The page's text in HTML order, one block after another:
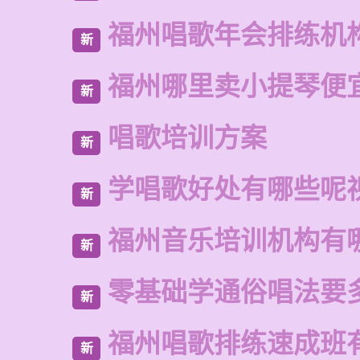
新 福州唱歌年会排练机
新 福州哪里卖小提琴便
新 唱歌培训方案
新 学唱歌好处有哪些呢
新 福州音乐培训机构有
新 零基础学通俗唱法要
新 福州唱歌排练速成班